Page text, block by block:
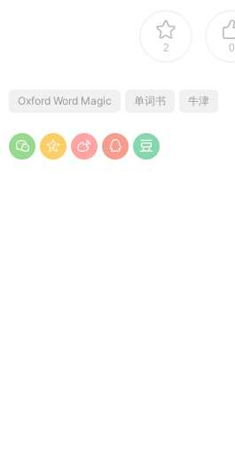
2 0
Oxford Word Magic 单词书 牛津